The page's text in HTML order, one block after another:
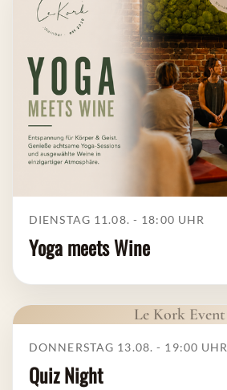
DIENSTAG 11.08. - 18:00 UHR
Yoga meets Wine
Le Kork Event
DONNERSTAG 13.08. - 19:00 UHR
Quiz Night